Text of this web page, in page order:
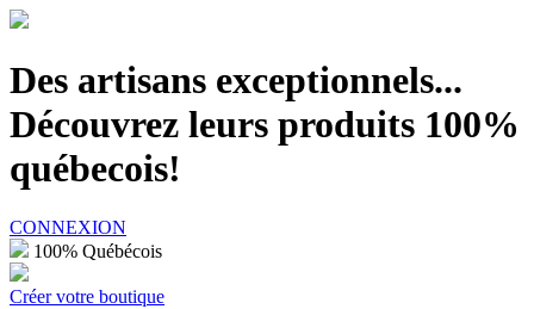
Des artisans exceptionnels...
Découvrez leurs produits 100%
québecois!
CONNEXION
100% Québécois
Créer votre boutique